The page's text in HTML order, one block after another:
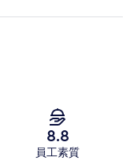
8.8
員工素質